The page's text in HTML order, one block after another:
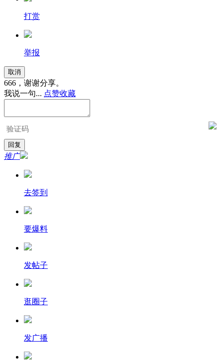
打赏
举报
取消
666，谢谢分享。
我说一句... 点赞收藏
推广
去签到
要爆料
发帖子
逛圈子
发广播